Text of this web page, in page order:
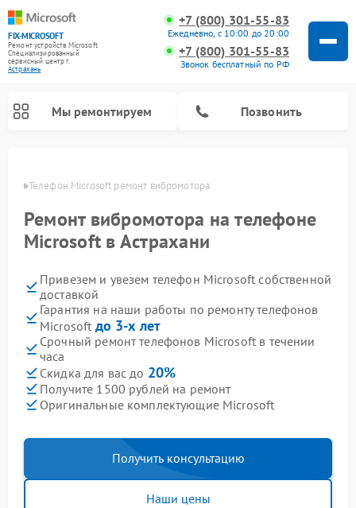
FIX-MICROSOFT
Ремонт устройств Microsoft
Специализированный
cервисный центр г.
Астрахань
+7 (800) 301-55-83
Ежедневно, с 10:00 до 20:00
+7 (800) 301-55-83
Звонок бесплатный по РФ
Мы ремонтируем Позвонить
Телефон Microsoft ремонт вибромотора
Ремонт вибромотора на телефоне
Microsoft в Астрахани
Привезем и увезем телефон Microsoft собственной
доставкой
Гарантия на наши работы по ремонту телефонов
Microsoft до 3-х лет
Срочный ремонт телефонов Microsoft в течении
часа
Скидка для вас до 20%
Получите 1500 рублей на ремонт
Оригинальные комплектующие Microsoft
Получить консультацию
Наши цены